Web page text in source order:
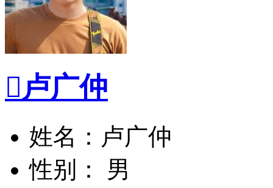
卢广仲
姓名：卢广仲
性别： 男